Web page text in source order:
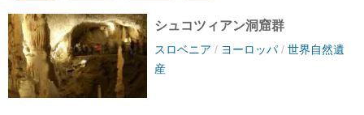
シュコツィアン洞窟群
スロベニア / ヨーロッパ/ 世界自然遺
産